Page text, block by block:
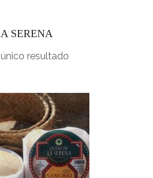
SERENA
resultado